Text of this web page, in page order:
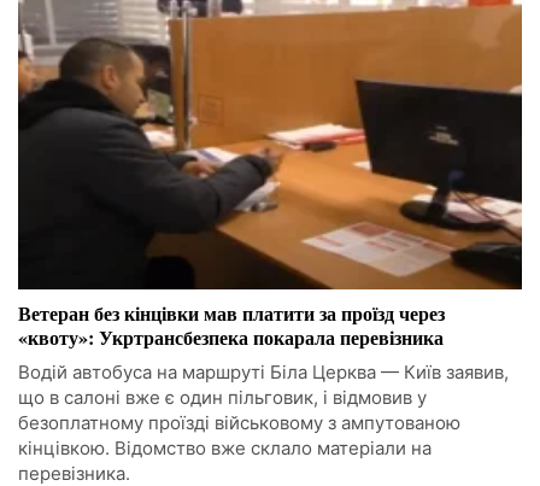
Ветеран без кінцівки мав платити за проїзд через
«квоту»: Укртрансбезпека покарала перевізника
Водій автобуса на маршруті Біла Церква — Київ заявив,
що в салоні вже є один пільговик, і відмовив у
безоплатному проїзді військовому з ампутованою
кінцівкою. Відомство вже склало матеріали на
перевізника.